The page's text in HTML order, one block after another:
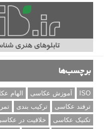
برچسب‌ها
ISO آموزش عکاسی الهام
ترفند عکاسی
ترکیب بندی
تکنیک عکاسی
خلاقیت در